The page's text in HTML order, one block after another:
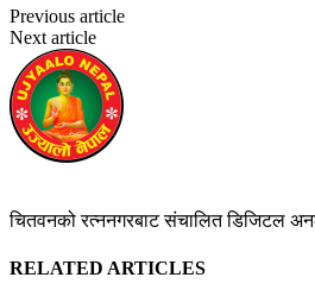
Previous article
Next article
चितवनको रत्ननगरबाट संचालित डिजिटल
RELATED ARTICLES